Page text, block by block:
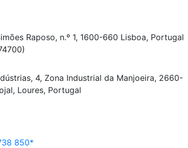
Raposo, n.º 1, 1600-660 Lisboa, Portugal
4, Zona Industrial da Manjoeira, 2660-
Loures, Portugal
850*